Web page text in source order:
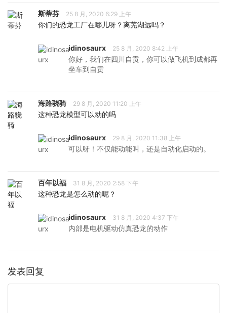
斯蒂芬 25 8 月, 2020 6:29 上午
你们的恐龙工厂在哪儿呀？离芜湖远吗？
idinosaurx 25 8 月, 2020 8:42 上午
你好，我们在四川自贡，你可以做飞机到成都再
坐车到自贡
海路骁骑 29 8 月, 2020 11:20 上午
这种恐龙模型可以动的吗
idinosaurx 29 8 月, 2020 11:38 上午
可以呀！不仅能动能叫，还是自动化启动的。
百年以福 31 8 月, 2020 2:58 下午
这种恐龙是怎么动的呢？
idinosaurx 31 8 月, 2020 4:37 下午
内部是电机驱动仿真恐龙的动作
发表回复